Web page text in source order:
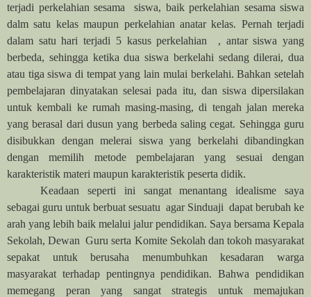
terjadi perkelahian sesama siswa, baik perkelahian sesama siswa
dalm satu kelas maupun perkelahian anatar kelas. Pernah terjadi
dalam satu hari terjadi 5 kasus perkelahian , antar siswa yang
berbeda, sehingga ketika dua siswa berkelahi sedang dilerai, dua
atau tiga siswa di tempat yang lain mulai berkelahi. Bahkan setelah
pembelajaran dinyatakan selesai pada itu, dan siswa dipersilakan
untuk kembali ke rumah masing-masing, di tengah jalan mereka
yang berasal dari dusun yang berbeda saling cegat. Sehingga guru
disibukkan dengan melerai siswa yang berkelahi dibandingkan
dengan memilih metode pembelajaran yang sesuai dengan
karakteristik materi maupun karakteristik peserta didik.
Keadaan seperti ini sangat menantang idealisme saya
sebagai guru untuk berbuat sesuatu agar Sinduaji dapat berubah ke
arah yang lebih baik melalui jalur pendidikan. Saya bersama Kepala
Sekolah, Dewan Guru serta Komite Sekolah dan tokoh masyarakat
sepakat untuk berusaha menumbuhkan kesadaran warga
masyarakat terhadap pentingnya pendidikan. Bahwa pendidikan
memegang peran yang sangat strategis untuk memajukan